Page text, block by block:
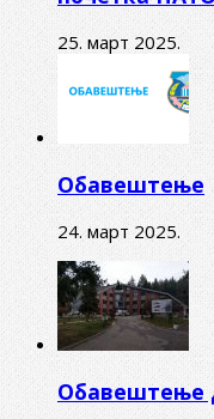
25. март 2025.
Обавештење
24. март 2025.
Обавештење